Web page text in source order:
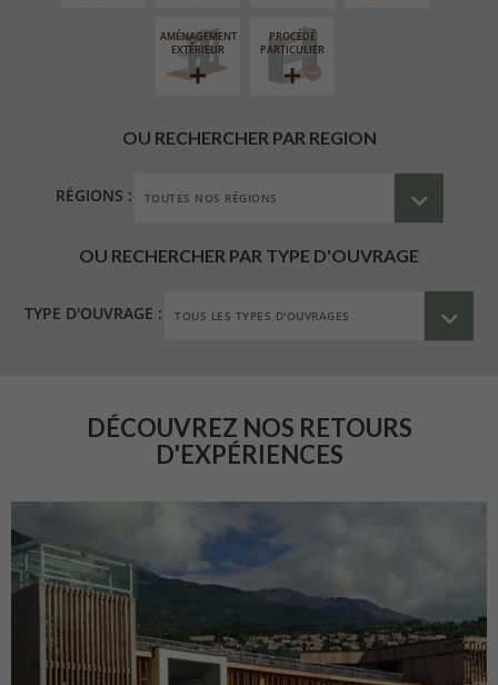
AMÉNAGEMENT
EXTÉRIEUR
PROCÉDÉ
PARTICULIER
OU RECHERCHER PAR REGION
RÉGIONS :
OU RECHERCHER PAR TYPE D'OUVRAGE
TYPE D'OUVRAGE :
DÉCOUVREZ NOS RETOURS
D'EXPÉRIENCES